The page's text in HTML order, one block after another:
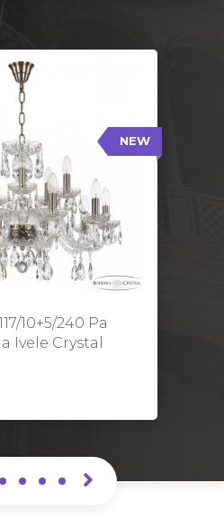
NEW
10+5/240 Pa
Ivele Crystal
240 Pa
рожок
Патина/
Кол-во ламп: 15
Диаметр: 70 см